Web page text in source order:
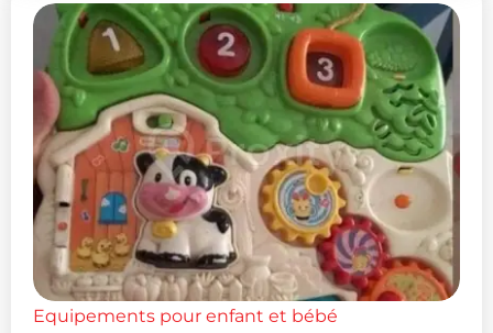
Equipements pour enfant et bébé